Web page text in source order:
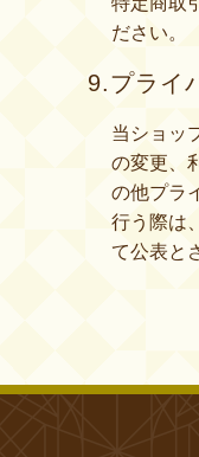
ださい。
9.プライ
当ショッ
の変更、
の他プラ
行う際は
て公表と